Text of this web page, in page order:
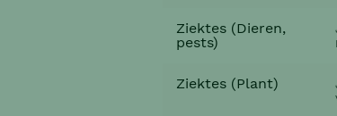
Ziektes (Dieren,
pests)
Ziektes (Plant)